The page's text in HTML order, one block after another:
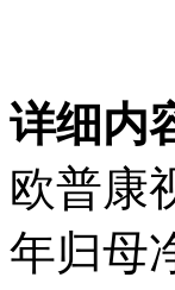
详细内
欧普康
年归母